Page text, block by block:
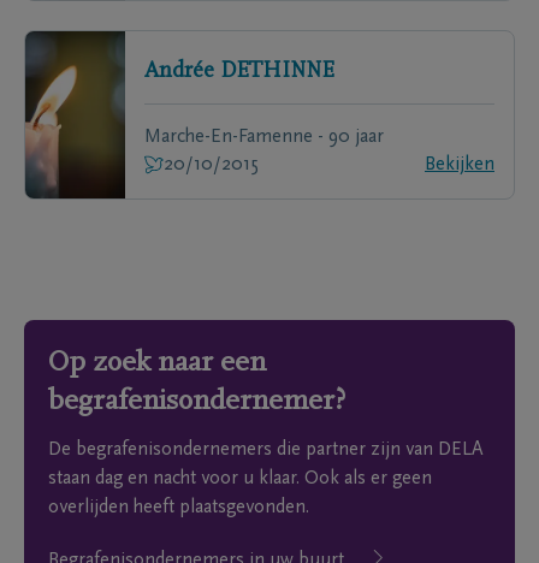
Andrée DETHINNE
Marche-En-Famenne - 90 jaar
20/10/2015
Bekijken
Op zoek naar een
begrafenisondernemer?
De begrafenisondernemers die partner zijn van DELA
staan dag en nacht voor u klaar. Ook als er geen
overlijden heeft plaatsgevonden.